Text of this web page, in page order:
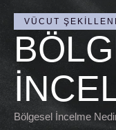
VÜCUT
Bölgesel İncelme